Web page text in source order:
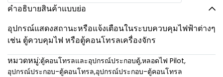
คำอธิบายสินค้าแบบย่อ
อุปกรณ์แสดงสถานะหรือแจ้งเตือนในระบบควบคุมไฟฟ้าต่างๆ
เช่น ตู้ควบคุมไฟ หรือตู้คอนโทรลเครื่องจักร
หมวดหมู่:ตู้คอนโทรลและอุปกรณ์ประกอบตู้,หลอดไฟ Pilot,
อุปกรณ์ประกอบ-ตู้คอนโทรล,อุปกรณ์ประกอบ-ตู้คอนโทรล